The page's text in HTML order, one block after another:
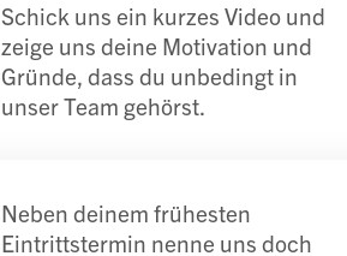
Schick uns ein kurzes Video und
zeige uns deine Motivation und
Gründe, dass du unbedingt in
unser Team gehörst.
Neben deinem frühesten
Eintrittstermin nenne uns doch